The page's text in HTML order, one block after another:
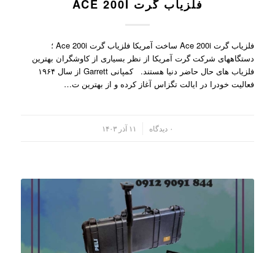
فلزیاب گرت ACE 200I
فلزیاب گرت Ace 200i ساخت آمریکا فلزیاب گرت Ace 200i ؛
دستگاههای شرکت گرت آمریکا از نظر بسیاری از کاوشگران بهترین
فلزیاب های حال حاضر دنیا هستند. کمپانی Garrett از سال ۱۹۶۴
فعالیت خودرا در ایالت تگزاس آغاز کرده و از بهترین ت…
۰ دیدگاه ۱۱ آذر ۱۴۰۳